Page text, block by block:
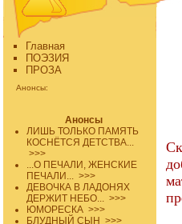
Главная
ПОЭЗИЯ
ПРОЗА
Анонсы:
Анонсы
ЛИШЬ ТОЛЬКО ПАМЯТЬ
КОСНЁТСЯ ДЕТСТВА...
>>>
...О ПЕЧАЛИ, ЖЕНСКИЕ
ПЕЧАЛИ... >>>
ДЕВОЧКА В ЛАДОНЯХ
ДЕРЖИТ НЕБО... >>>
ЮМОРЕСКА >>>
БЛУДНЫЙ СЫН >>>